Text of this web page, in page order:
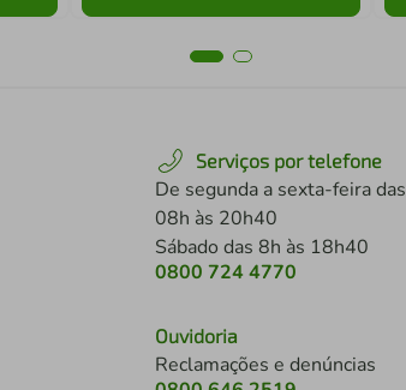
Serviços por telefone
De segunda a sexta-feira das
08h às 20h40
Sábado das 8h às 18h40
0800 724 4770
Ouvidoria
Reclamações e denúncias